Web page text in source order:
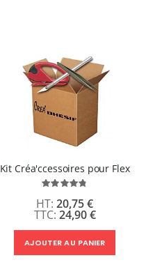
Kit Créa'ccessoires pour Flex
Évaluation:
24,90 €
20,75 €
AJOUTER AU PANIER